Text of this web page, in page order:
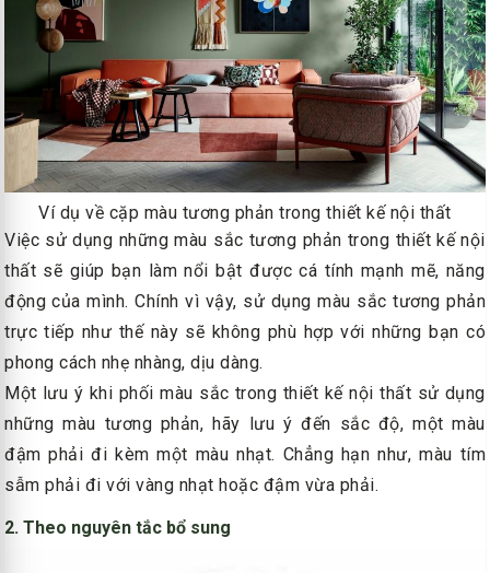
Ví dụ về cặp màu tương phản trong thiết kế nội thất
Việc sử dụng những màu sắc tương phản trong thiết kế nội
thất sẽ giúp bạn làm nổi bật được cá tính mạnh mẽ, năng
động của mình. Chính vì vậy, sử dụng màu sắc tương phản
trực tiếp như thế này sẽ không phù hợp với những bạn có
phong cách nhẹ nhàng, dịu dàng.
Một lưu ý khi phối màu sắc trong thiết kế nội thất sử dụng
những màu tương phản, hãy lưu ý đến sắc độ, một màu
đậm phải đi kèm một màu nhạt. Chẳng hạn như, màu tím
sẫm phải đi với vàng nhạt hoặc đậm vừa phải.
2. Theo nguyên tắc bổ sung